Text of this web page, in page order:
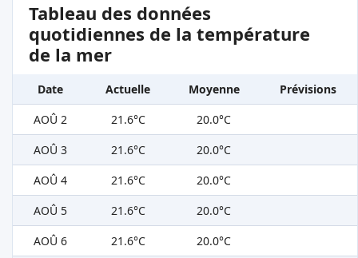
Tableau des données
quotidiennes de la température
de la mer
Date Actuelle Moyenne
Prévisions
AOÛ 2
21.6°C
20.0°C
AOÛ 3
21.6°C
20.0°C
AOÛ 4
21.6°C
20.0°C
AOÛ 5
21.6°C
20.0°C
AOÛ 6
21.6°C 20.0°C